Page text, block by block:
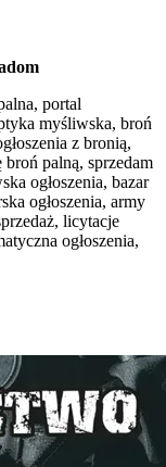
portal
myśliwska, broń
z bronią,
palną, sprzedam
ogłoszenia, bazar
ogłoszenia, army
licytacje
ogłoszenia,